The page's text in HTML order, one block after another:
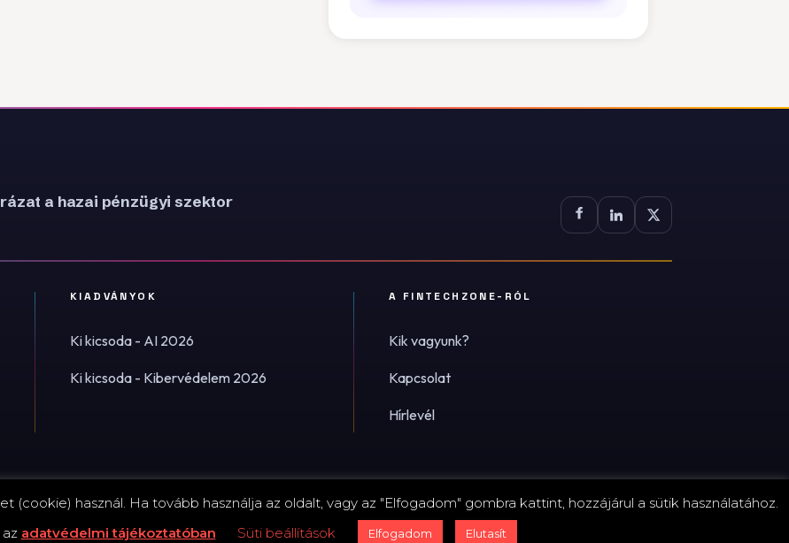
a hazai pénzügyi szektor
KIADVÁNYOK
Ki kicsoda - AI 2026
Ki kicsoda - Kibervédelem 2026
A FINTECHZONE-RÓL
Kik vagyunk?
Kapcsolat
Hírlevél
Impresszum · Adatvédelmi tájékoztató (PDF) Süti-beállítások
használ. Ha tovább használja az oldalt, vagy az "Elfogadom" gombra kattint, hozzájárul a sütik használatához.
adatvédelmi tájékoztatóban Süti beállítások Elfogadom Elutasít